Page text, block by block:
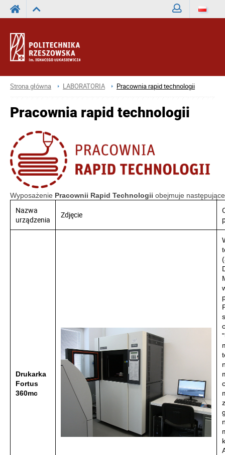
Strona główna LABORATORIA Pracownia rapid technologii
Pracownia rapid technologii
Wyposażenie Pracownii Rapid Technologii obejmuje
Nazwa
urządzenia
Zdjęcie
Drukarka
Fortus
360mc